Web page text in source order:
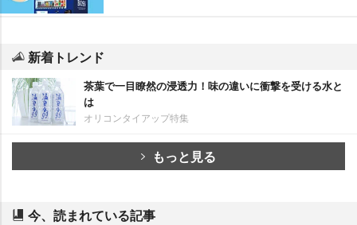
新着トレンド
茶葉で一目瞭然の浸透力！味の違いに衝撃を受ける水と
は
オリコンタイアップ特集
もっと見る
今、読まれている記事